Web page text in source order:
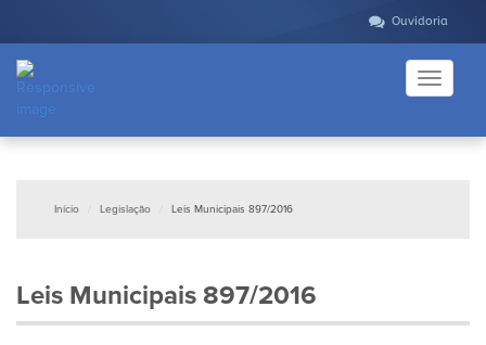
Ouvidoria
Toggle
Início Legislação Leis Municipais 897/2016
Leis Municipais 897/2016